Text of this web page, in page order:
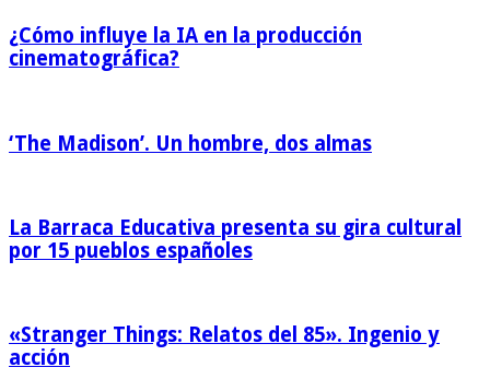
¿Cómo influye la IA en la producción
cinematográfica?
‘The Madison’. Un hombre, dos almas
La Barraca Educativa presenta su gira cultural
por 15 pueblos españoles
«Stranger Things: Relatos del 85». Ingenio y
acción